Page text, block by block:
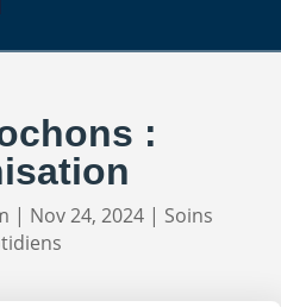
:
| Nov 24, 2024| Soins